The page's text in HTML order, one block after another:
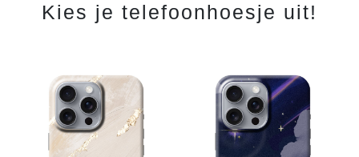
Kies je telefoonhoesje uit!